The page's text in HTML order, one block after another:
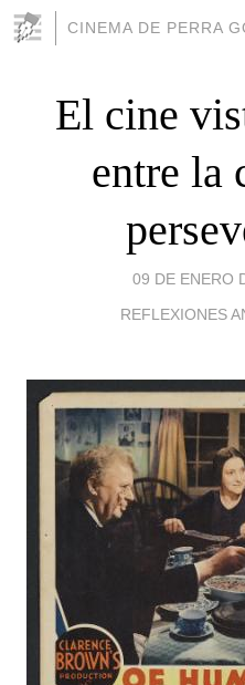
CINEMA DE PERRA
El cine
entre la
09 DE ENERO
REFLEXIONES